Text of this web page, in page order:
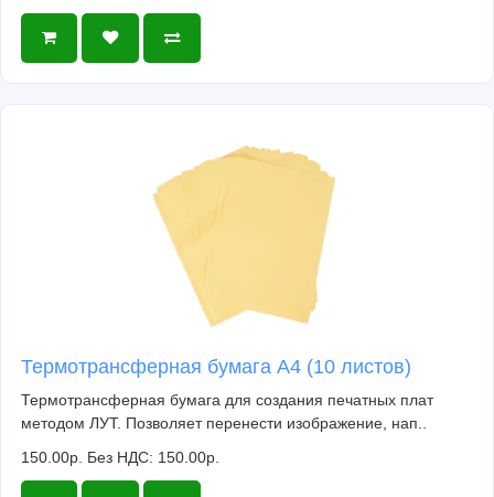
Термотрансферная бумага А4 (10 листов)
Термотрансферная бумага для создания печатных плат
методом ЛУТ. Позволяет перенести изображение, нап..
150.00р. Без НДС: 150.00р.